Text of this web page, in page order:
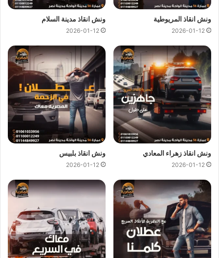
السيارات بجودة عالية و اقل سعر لكي نصبحافضل ونش انقاذ في
احمد عرابيوارخص ونش انقاذ في احمد عرابيو جميع المحافظات.
في احمد عرابيدائما و اوناشنا قريبة منك و نقدم خدماتنا باعلي
جودة و اقل سعر و كما نوفر حدث التقنيات دائما لمتابعة جميع
سياراتنا عند طريق GPS لنجعلك دائما في امان تام علي الطريق.
ونش انقاذ احمد عرابيمنونش المصرية لانقاذ السياراتلقد وفرنا
عليك عناء البحث عنونش انقاذ في احمد عرابيحيث اننا نوفر لك
خدماتانقاذ السيارات في احمد عرابيمن خلالاوناش انقاذ
سياراتحديثة و مجهزة و مراقبة بـ GPS لتساعدك فينقل سيارات
الي اقرب توكيل او اي وجهة اخري تريد نقل السيارة اليها.
ونش انقاذ المريوطية
2026-01-12
ونش انقاذ مدينة السلام
2026-01-12
ونش انقاذ زهراء المعادي
2026-01-12
ونش انقاذ بلبيس
2026-01-12